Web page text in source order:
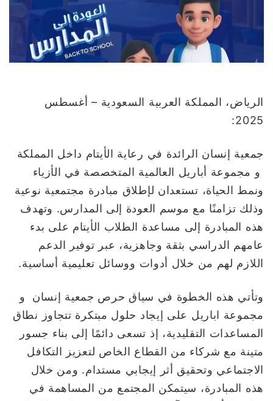
ا
إ
ل
ك
ت
ن
الرياض، المملكة العربية السعودية – أغسطس
2025:
جمعية إنسان الرائدة في رعاية الأيتام داخل المملكة
و مجموعة أباريل العالمية المتخصصة في الأزياء
ونمط الحياة، تستعدان لإطلاق مبادرة مجتمعية نوعية
وذلك تزامنًا مع موسم العودة إلى المدارس. وتهدف
هذه المبادرة إلى مساعدة الطلاب الأيتام على بدء
عامهم الدراسي بثقة وجاهزية، عبر توفير الدعم
اللازم لهم من خلال أدوات ووسائل تعليمية أساسية.
وتأتي هذه الخطوة في سياق حرص جمعية إنسان و
مجموعة اباريل على إيجاد حلول مبتكرة تتجاوز نطاق
المساعدات التقليدية، إذ تسعى دائمًا إلى بناء جسور
متينة مع شركاء من القطاع الخاص لتعزيز التكافل
الاجتماعي وتحقيق أثر إيجابي مستدام. ومن خلال
هذه المبادرة، سيتمكن المجتمع من المساهمة في